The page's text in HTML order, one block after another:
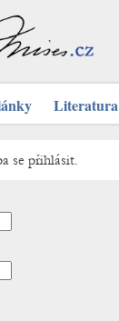
Literatura
se přihlásit.